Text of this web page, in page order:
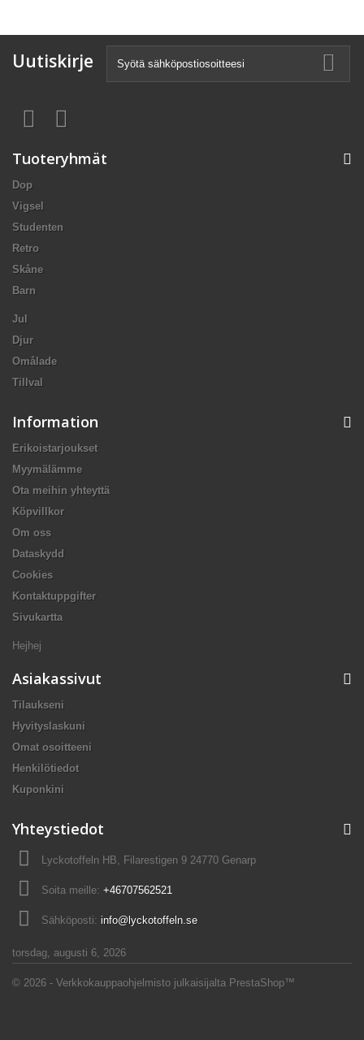
Uutiskirje
Tuoteryhmät
Dop
Vigsel
Studenten
Retro
Skåne
Barn
Jul
Djur
Omålade
Tillval
Information
Erikoistarjoukset
Myymälämme
Ota meihin yhteyttä
Köpvillkor
Om oss
Dataskydd
Cookies
Kontaktuppgifter
Sivukartta
Hejhej
© 2026 - Verkkokauppaohjelmisto julkaisijalta PrestaShop™
Asiakassivut
Tilaukseni
Hyvityslaskuni
Omat osoitteeni
Henkilötiedot
Kuponkini
Yhteystiedot
Lyckotoffeln HB, Filarestigen 9 24770 Genarp
Soita meille: +46707562521
Sähköposti: info@lyckotoffeln.se
torsdag, augusti 6, 2026